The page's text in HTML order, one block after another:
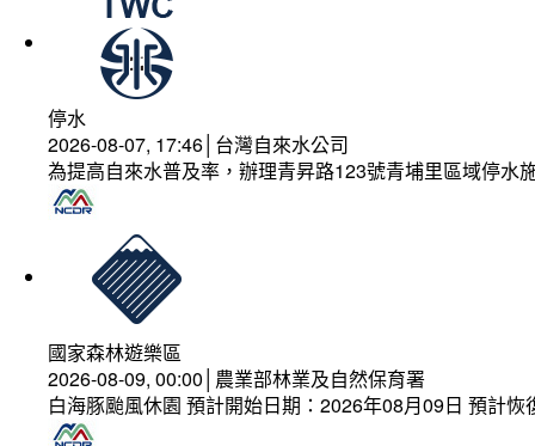
停水
2026-08-07, 17:46│台灣自來水公司
為提高自來水普及率，辦理青昇路123號青埔里區域停水
國家森林遊樂區
2026-08-09, 00:00│農業部林業及自然保育署
白海豚颱風休園 預計開始日期：2026年08月09日 預計